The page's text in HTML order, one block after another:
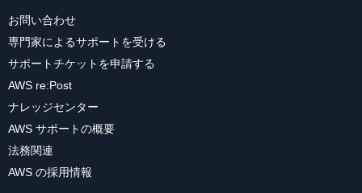
お問い合わせ
専門家によるサポートを受ける
サポートチケットを申請する
AWS re:Post
ナレッジセンター
AWS サポートの概要
法務関連
AWS の採用情報